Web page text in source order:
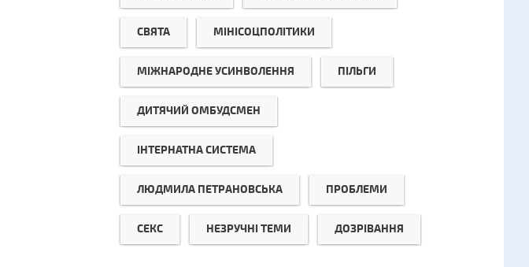
СВЯТА МІНІСОЦПОЛІТИКИ
МІЖНАРОДНЕ УСИНВОЛЕННЯ ПІЛЬГИ
ДИТЯЧИЙ ОМБУДСМЕН
ІНТЕРНАТНА СИСТЕМА
ЛЮДМИЛА ПЕТРАНОВСЬКА ПРОБЛЕМИ
СЕКС НЕЗРУЧНІ ТЕМИ ДОЗРІВАННЯ